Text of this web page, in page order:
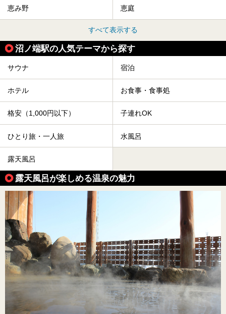
恵み野 恵庭
すべて表示する
沼ノ端駅の人気テーマから探す
サウナ 宿泊
ホテル お食事・食事処
格安（1,000円以下） 子連れOK
ひとり旅・一人旅 水風呂
露天風呂
露天風呂が楽しめる温泉の魅力